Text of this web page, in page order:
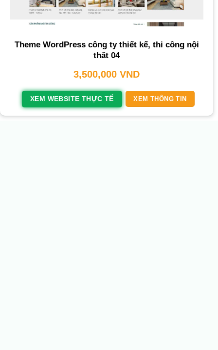
Theme WordPress công ty thiết kế, thi công nội
thất 04
3,500,000 VND
XEM WEBSITE THỰC TẾ XEM THÔNG TIN